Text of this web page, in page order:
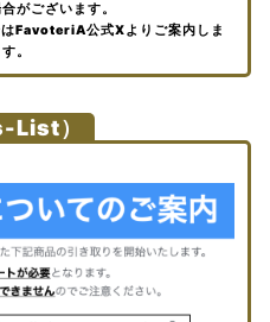
がございます。
FavoteriA公式Xよりご案内しま
。
List）